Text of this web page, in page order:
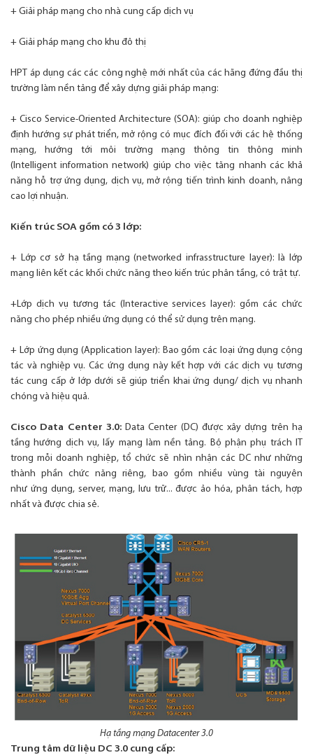
+ Giải pháp mạng cho nhà cung cấp dịch vụ
+ Giải pháp mạng cho khu đô thị
HPT áp dụng các các công nghệ mới nhất của các hãng đứng đầu thị
trường làm nền tảng để xây dựng giải pháp mạng:
+ Cisco Service-Oriented Architecture (SOA): giúp cho doanh nghiệp
định hướng sự phát triển, mở rộng có mục đích đối với các hệ thống
mạng, hướng tới môi trường mạng thông tin thông minh
(Intelligent information network) giúp cho việc tăng nhanh các khả
năng hỗ trợ ứng dụng, dịch vụ, mở rộng tiến trình kinh doanh, nâng
cao lợi nhuận.
Kiến trúc SOA gồm có 3 lớp:
+ Lớp cơ sở hạ tầng mạng (networked infrasstructure layer): là lớp
mạng liên kết các khối chức năng theo kiến trúc phân tầng, có trật tự.
+Lớp dịch vụ tương tác (Interactive services layer): gồm các chức
năng cho phép nhiều ứng dụng có thể sử dụng trên mạng.
+ Lớp ứng dụng (Application layer): Bao gồm các loại ứng dụng cộng
tác và nghiệp vụ. Các ứng dụng này kết hợp với các dịch vụ tương
tác cung cấp ở lớp dưới sẽ giúp triển khai ứng dụng/ dịch vụ nhanh
chóng và hiệu quả.
Cisco Data Center 3.0: Data Center (DC) được xây dựng trên hạ
tầng hướng dịch vụ, lấy mạng làm nền tảng. Bộ phận phụ trách IT
trong mỗi doanh nghiệp, tổ chức sẽ nhìn nhận các DC như những
thành phần chức năng riêng, bao gồm nhiều vùng tài nguyên
như ứng dụng, server, mạng, lưu trữ... được ảo hóa, phân tách, hợp
nhất và được chia sẻ.
Hạ tầng mạng Datacenter 3.0
Trung tâm dữ liệu DC 3.0 cung cấp: